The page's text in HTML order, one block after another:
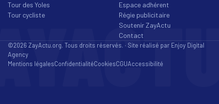
Tour des Yoles
Tour cycliste
Espace adhérent
Régie publicitaire
Soutenir ZayActu
Contact
©2026 ZayActu.org. Tous droits réservés. · Site réalisé par Enjoy Digital
Agency
Mentions légalesConfidentialitéCookiesCGUAccessibilité